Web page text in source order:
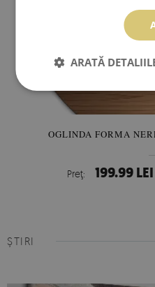
OGLINDA FORMA
Preţ: 199.99 LEI
ȘTIRI
ARATĂ